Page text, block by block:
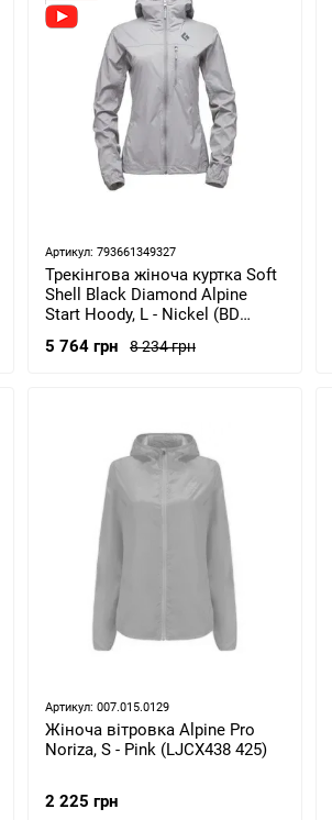
Артикул: 793661349327
Трекінгова жіноча куртка Soft
Shell Black Diamond Alpine
Start Hoody, L - Nickel (BD
8 234 грн
5 764 грн
Артикул: 007.015.0129
Жіноча вітровка Alpine Pro
Noriza, S - Pink (LJCX438 425)
2 225 грн